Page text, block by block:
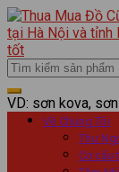
VD: sơn kova,
Về Chúng Tôi
Thư
Cơ cấu